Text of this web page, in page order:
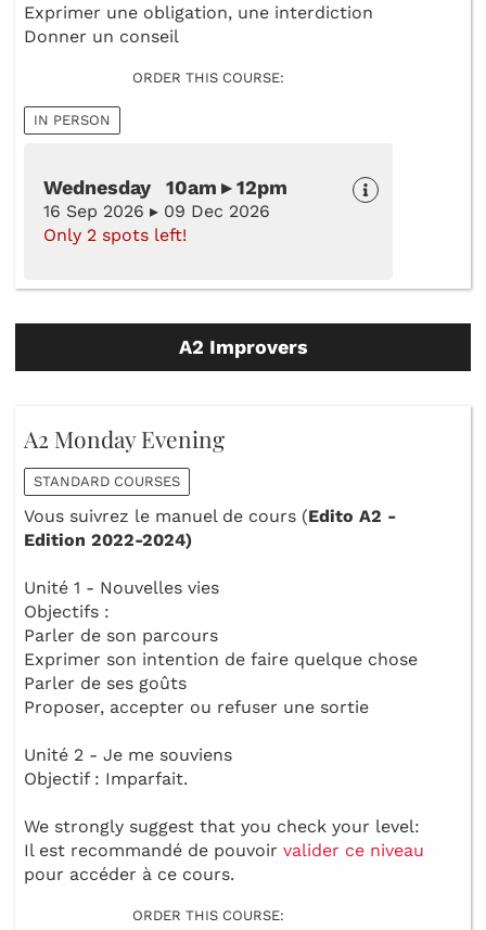
Exprimer une obligation, une interdiction
Donner un conseil
ORDER THIS COURSE:
IN PERSON
Wednesday 10am ▸ 12pm
16 Sep 2026 ▸ 09 Dec 2026
Only 2 spots left!
A2 Improvers
A2 Monday Evening
STANDARD COURSES
Vous suivrez le manuel de cours (Edito A2 -
Edition 2022-2024)
Unité 1 - Nouvelles vies
Objectifs :
Parler de son parcours
Exprimer son intention de faire quelque chose
Parler de ses goûts
Proposer, accepter ou refuser une sortie
Unité 2 - Je me souviens
Objectif : Imparfait.
We strongly suggest that you check your level:
Il est recommandé de pouvoir valider ce niveau
pour accéder à ce cours.
ORDER THIS COURSE: